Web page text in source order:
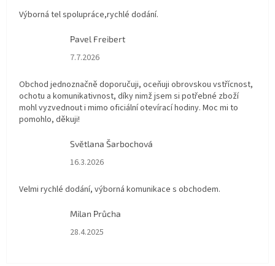
Výborná tel spolupráce,rychlé dodání.
Pavel Freibert
Hodnocení obchodu je 5 z 5 hvězdiček.
7.7.2026
Obchod jednoznačně doporučuji, oceňuji obrovskou vstřícnost,
ochotu a komunikativnost, díky nimž jsem si potřebné zboží
mohl vyzvednout i mimo oficiální otevírací hodiny. Moc mi to
pomohlo, děkuji!
Světlana Šarbochová
Hodnocení obchodu je 5 z 5 hvězdiček.
16.3.2026
Velmi rychlé dodání, výborná komunikace s obchodem.
Milan Průcha
Hodnocení obchodu je 5 z 5 hvězdiček.
28.4.2025